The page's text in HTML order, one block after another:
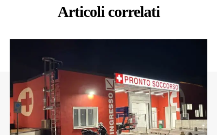
Articoli correlati